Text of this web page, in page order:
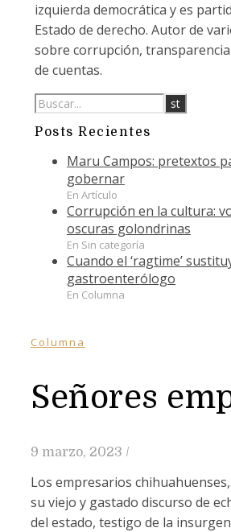
izquierda democrática y es
Estado de derecho. Autor de
sobre corrupción,
de cuentas.
Posts Recientes
Maru Campos: pretextos
gobernar
En Artículo
Corrupción en la cultura:
oscuras golondrinas
En Sin categoría
Cuando el ‘ragtime’
gastroenterólogo
En Columna
Columna
Señores
9 marzo, 2023 /
Los empresarios
su viejo y gastado discurso de
del estado, testigo de la